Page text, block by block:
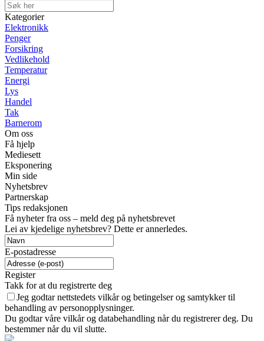
Kategorier
Elektronikk
Penger
Forsikring
Vedlikehold
Temperatur
Energi
Lys
Handel
Tak
Barnerom
Om oss
Få hjelp
Mediesett
Eksponering
Min side
Nyhetsbrev
Partnerskap
Tips redaksjonen
Få nyheter fra oss – meld deg på nyhetsbrevet
Lei av kjedelige nyhetsbrev? Dette er annerledes.
E-postadresse
Register
Takk for at du registrerte deg
Jeg godtar nettstedets vilkår og betingelser og samtykker til
behandling av personopplysninger.
Du godtar våre vilkår og databehandling når du registrerer deg. Du
bestemmer når du vil slutte.